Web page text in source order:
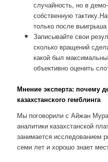
случайность, но в
собственную
только после
Записывайте свои
сколько вращений
какой был
объективно оценить
Мнение эксперта: почему
казахстанского гемблинга
Мы поговорили с Айжан
аналитики казахстанской
занимается исследованием
семи лет и хорошо знает